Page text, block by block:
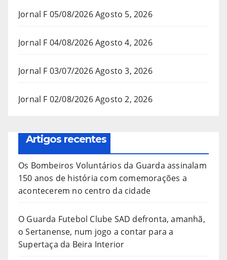
Jornal F 05/08/2026Agosto 5, 2026
Jornal F 04/08/2026Agosto 4, 2026
Jornal F 03/07/2026Agosto 3, 2026
Jornal F 02/08/2026Agosto 2, 2026
Artigos recentes
Os Bombeiros Voluntários da Guarda assinalam
150 anos de história com comemorações a
acontecerem no centro da cidade
O Guarda Futebol Clube SAD defronta, amanhã,
o Sertanense, num jogo a contar para a
Supertaça da Beira Interior